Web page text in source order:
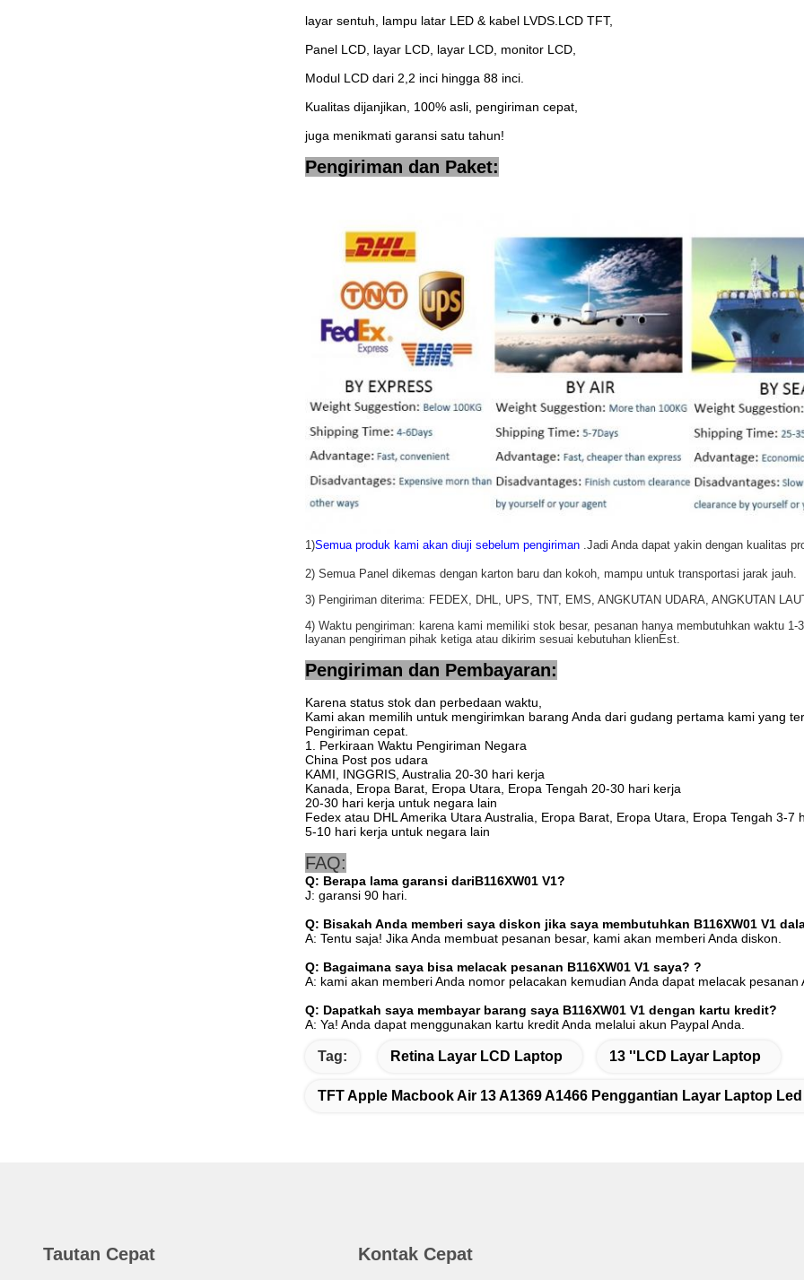
layar sentuh, lampu latar LED & kabel LVDS.LCD TFT,
Panel LCD, layar LCD, layar LCD, monitor LCD,
Modul LCD dari 2,2 inci hingga 88 inci.
Kualitas dijanjikan, 100% asli, pengiriman cepat,
juga menikmati garansi satu tahun!
Pengiriman dan Paket:
1)Semua produk kami akan diuji sebelum pengiriman .Jadi Anda dapat yakin dengan kualitas
2) Semua Panel dikemas dengan karton baru dan kokoh, mampu untuk transportasi jarak jauh.
3) Pengiriman diterima: FEDEX, DHL, UPS, TNT, EMS, ANGKUTAN UDARA, ANGKUTAN
4) Waktu pengiriman: karena kami memiliki stok besar, pesanan hanya membutuhkan waktu
layanan pengiriman pihak ketiga atau dikirim sesuai kebutuhan klienEst.
Pengiriman dan Pembayaran:
Karena status stok dan perbedaan waktu,
Kami akan memilih untuk mengirimkan barang Anda dari gudang pertama kami yang
Pengiriman cepat.
1. Perkiraan Waktu Pengiriman Negara
China Post pos udara
KAMI, INGGRIS, Australia 20-30 hari kerja
Kanada, Eropa Barat, Eropa Utara, Eropa Tengah 20-30 hari kerja
20-30 hari kerja untuk negara lain
Fedex atau DHL Amerika Utara Australia, Eropa Barat, Eropa Utara, Eropa Tengah 3-7
5-10 hari kerja untuk negara lain
FAQ:
Q: Berapa lama garansi dariB116XW01 V1?
J: garansi 90 hari.
Q: Bisakah Anda memberi saya diskon jika saya membutuhkan B116XW01 V1
A: Tentu saja! Jika Anda membuat pesanan besar, kami akan memberi Anda diskon.
Q: Bagaimana saya bisa melacak pesanan B116XW01 V1 saya? ?
A: kami akan memberi Anda nomor pelacakan kemudian Anda dapat melacak pesanan
Q: Dapatkah saya membayar barang saya B116XW01 V1 dengan kartu kredit?
A: Ya! Anda dapat menggunakan kartu kredit Anda melalui akun Paypal Anda.
Tag: Retina Layar LCD Laptop 13 ''LCD Layar Laptop
TFT Apple Macbook Air 13 A1369 A1466 Penggantian Layar Laptop
Tautan Cepat Kontak Cepat